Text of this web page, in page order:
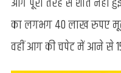
नुकसान
का लगभग 40 लाख रुपए
वहीं आग की चपेट में आने से